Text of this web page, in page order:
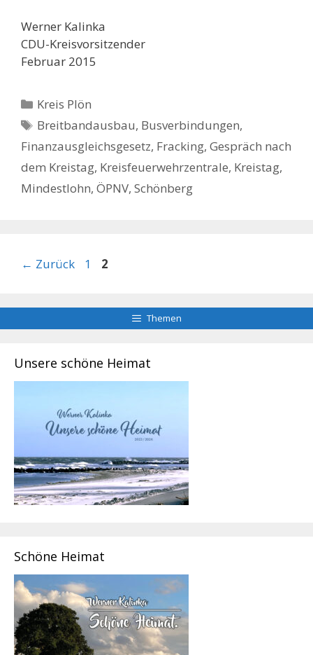
Werner Kalinka
CDU-Kreisvorsitzender
Februar 2015
Kategorien
Kreis Plön
Schlagwörter
Breitbandausbau, Busverbindungen,
Finanzausgleichsgesetz, Fracking, Gespräch nach
dem Kreistag, Kreisfeuerwehrzentrale, Kreistag,
Mindestlohn, ÖPNV, Schönberg
← Zurück Seite
1 Seite
2
Themen
Unsere schöne Heimat
Schöne Heimat